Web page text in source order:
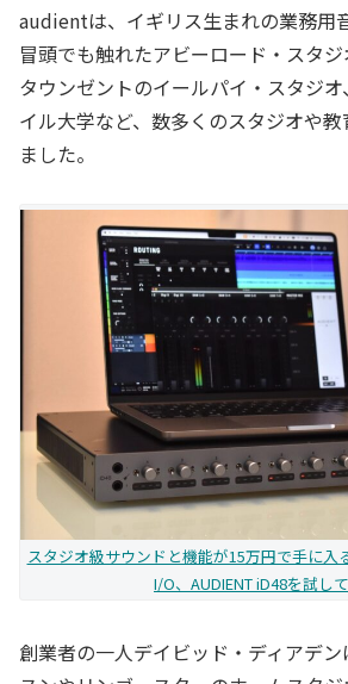
audientは、イギリス生まれの業務用
冒頭でも触れたアビーロード・スタ
タウンゼントのイールパイ・スタジ
イル大学など、数多くのスタジオや
ました。
スタジオ級サウンドと機能が15万円で手に入
I/O、AUDIENT iD48を試し
創業者の一人デイビッド・ディアデ